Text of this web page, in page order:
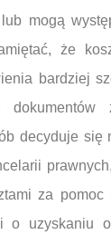
mogą
że
bardziej
decyduje się
za pomoc
o uzyskaniu